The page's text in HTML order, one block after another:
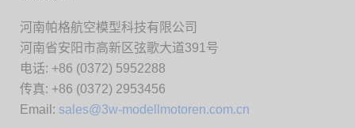
河南帕格航空模型科技有限公司
河南省安阳市高新区弦歌大道391号
电话: +86 (0372) 5952288
传真: +86 (0372) 2953456
Email: sales@3w-modellmotoren.com.cn